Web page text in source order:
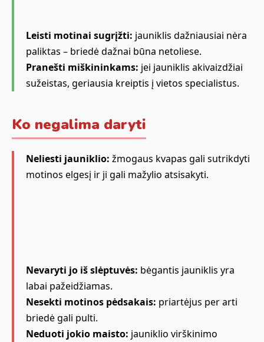
Leisti motinai sugrįžti: jauniklis dažniausiai nėra
paliktas – briedė dažnai būna netoliese.
Pranešti miškininkams: jei jauniklis akivaizdžiai
sužeistas, geriausia kreiptis į vietos specialistus.
Ko negalima daryti
Neliesti jauniklio: žmogaus kvapas gali sutrikdyti
motinos elgesį ir ji gali mažylio atsisakyti.
Nevaryti jo iš slėptuvės: bėgantis jauniklis yra
labai pažeidžiamas.
Nesekti motinos pėdsakais: priartėjus per arti
briedė gali pulti.
Neduoti jokio maisto: jauniklio virškinimo